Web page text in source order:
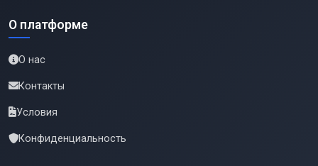
О платформе
О нас
Контакты
Условия
Конфиденциальность